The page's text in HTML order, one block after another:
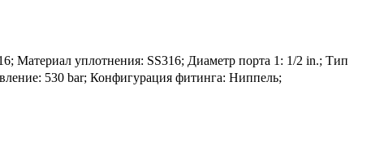
Материал уплотнения: SS316; Диаметр порта 1: 1/2 in.; Тип
530 bar; Конфигурация фитинга: Ниппель;